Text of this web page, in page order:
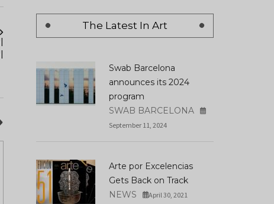
The Latest In Art
Swab Barcelona
announces its 2024
program
SWAB BARCELONA
September 11, 2024
Arte por Excelencias
Gets Back on Track
NEWS
April 30, 2021